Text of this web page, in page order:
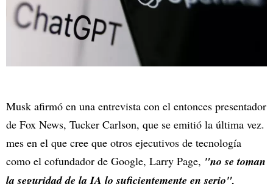
Musk afirmó en una entrevista con el entonces presentador
de Fox News, Tucker Carlson, que se emitió la última vez.
mes en el que cree que otros ejecutivos de tecnología
como el cofundador de Google, Larry Page, "no se toman
la seguridad de la IA lo suficientemente en serio",